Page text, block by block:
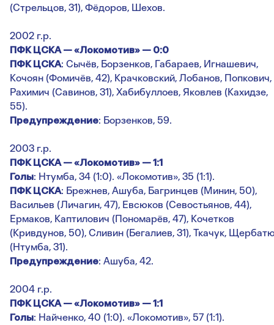
(Стрельцов, 31), Фёдоров, Шехов.
2002 г.р.
ПФК ЦСКА — «Локомотив» — 0:0
ПФК ЦСКА: Сычёв, Борзенков, Габараев, Игнашевич,
Кочоян (Фомичёв, 42), Крачковский, Лобанов, Попкович,
Рахимич (Савинов, 31), Хабибуллоев, Яковлев (Кахидзе,
55).
Предупреждение: Борзенков, 59.
2003 г.р.
ПФК ЦСКА — «Локомотив» — 1:1
Голы: Нтумба, 34 (1:0). «Локомотив», 35 (1:1).
ПФК ЦСКА: Брежнев, Ашуба, Багринцев (Минин, 50),
Васильев (Личагин, 47), Евсюков (Севостьянов, 44),
Ермаков, Каптилович (Пономарёв, 47), Кочетков
(Кривдунов, 50), Сливин (Бегалиев, 31), Ткачук,
(Нтумба, 31).
Предупреждение: Ашуба, 42.
2004 г.р.
ПФК ЦСКА — «Локомотив» — 1:1
Голы: Найченко, 40 (1:0). «Локомотив», 57 (1:1).